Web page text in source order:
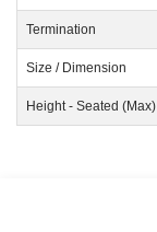
Termination
Size / Dimension
Height - Seated (Max)